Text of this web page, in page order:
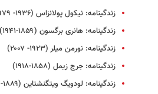
زندگینامه: نیکول پولانزاس (۱۹۳۶- ۱۹۷۹)
زندگینامه: هانری برگسون (۱۸۵۹-۱۹۴۱)
زندگینامه: نورمن میلر (۱۹۲۳- ۲۰۰۷)
زندگینامه: جرج زیمل (۱۸۵۸-۱۹۱۸)
زندگینامه: لودویگ ویتگنشتاین (۱۸۸۹- ۱۹۶۵)